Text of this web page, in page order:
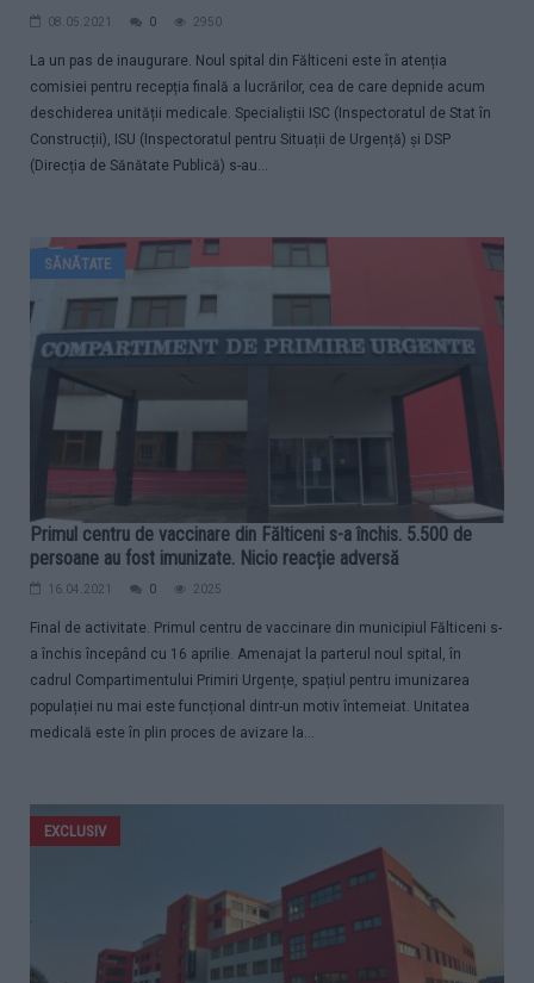
08.05.2021 0 2950
La un pas de inaugurare. Noul spital din Fălticeni este în atenția
comisiei pentru recepția finală a lucrărilor, cea de care depnide acum
deschiderea unității medicale. Specialiștii ISC (Inspectoratul de Stat în
Construcții), ISU (Inspectoratul pentru Situații de Urgență) și DSP
(Direcția de Sănătate Publică) s-au...
SĂNĂTATE
Primul centru de vaccinare din Fălticeni s-a închis. 5.500 de
persoane au fost imunizate. Nicio reacție adversă
16.04.2021 0 2025
Final de activitate. Primul centru de vaccinare din municipiul Fălticeni s-
a închis începând cu 16 aprilie. Amenajat la parterul noul spital, în
cadrul Compartimentului Primiri Urgențe, spațiul pentru imunizarea
populației nu mai este funcțional dintr-un motiv întemeiat. Unitatea
medicală este în plin proces de avizare la...
EXCLUSIV